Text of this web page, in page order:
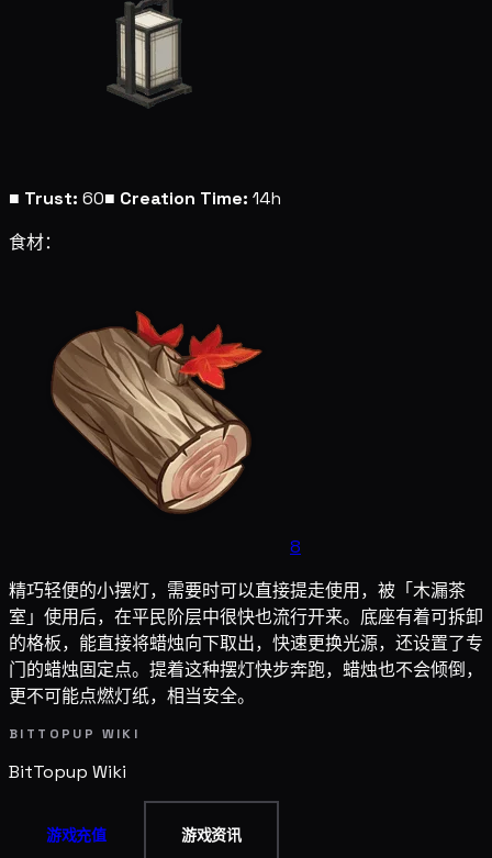
■ Trust: 60■ Creation Time: 14h
食材：
8
精巧轻便的小摆灯，需要时可以直接提走使用，被「木漏茶
室」使用后，在平民阶层中很快也流行开来。底座有着可拆卸
的格板，能直接将蜡烛向下取出，快速更换光源，还设置了专
门的蜡烛固定点。提着这种摆灯快步奔跑，蜡烛也不会倾倒，
更不可能点燃灯纸，相当安全。
BITTOPUP WIKI
BitTopup Wiki
游戏充值 游戏资讯